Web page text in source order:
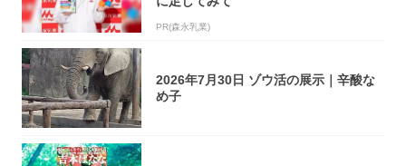
PR(森永乳業)
2026年7月30日 ゾウ活の展示｜辛酸な
め子